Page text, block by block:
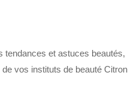
tendances et astuces beautés,
vos instituts de beauté Citron